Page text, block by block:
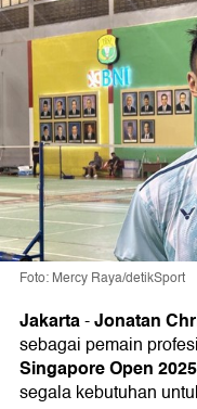
Foto: Mercy Raya/detikSport
Jakarta-Jonatan
sebagai pemain
Singapore Open 2025
segala kebutuhan